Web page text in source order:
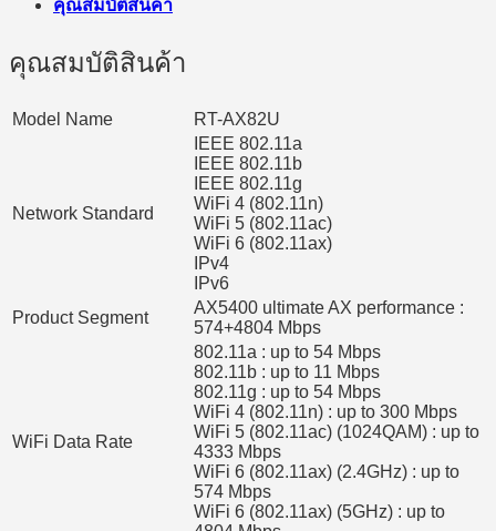
คุณสมบัติสินค้า
คุณสมบัติสินค้า
Model Name RT-AX82U
Network Standard
IEEE 802.11a
IEEE 802.11b
IEEE 802.11g
WiFi 4 (802.11n)
WiFi 5 (802.11ac)
WiFi 6 (802.11ax)
IPv4
IPv6
Product Segment
AX5400 ultimate AX performance :
574+4804 Mbps
WiFi Data Rate
802.11a : up to 54 Mbps
802.11b : up to 11 Mbps
802.11g : up to 54 Mbps
WiFi 4 (802.11n) : up to 300 Mbps
WiFi 5 (802.11ac) (1024QAM) : up to
4333 Mbps
WiFi 6 (802.11ax) (2.4GHz) : up to
574 Mbps
WiFi 6 (802.11ax) (5GHz) : up to